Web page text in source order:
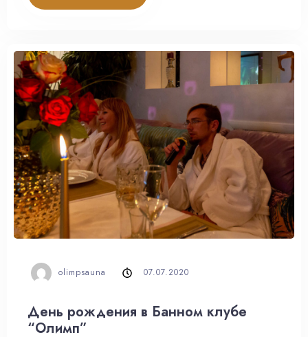
olimpsauna 07.07.2020
День рождения в Банном клубе
“Олимп”